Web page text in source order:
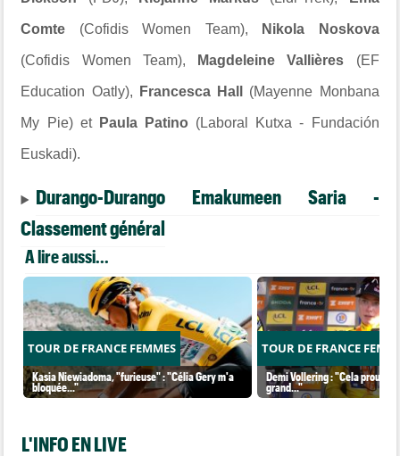
Comte (Cofidis Women Team), Nikola Noskova
(Cofidis Women Team), Magdeleine Vallières (EF
Education Oatly), Francesca Hall (Mayenne Monbana
My Pie) etPaula Patino (Laboral Kutxa - Fundación
Euskadi).
Durango-Durango Emakumeen Saria -
Classement général
A lire aussi...
TOUR DE FRANCE FEMMES
Kasia Niewiadoma, "furieuse" : "Célia Gery m'a
bloquée..."
TOUR DE FRANCE
Demi Vollering : "Cela prouve
grand..."
L'INFO EN LIVE